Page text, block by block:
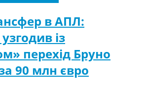
в АПЛ:
із
перехід Бруно
90 млн євро